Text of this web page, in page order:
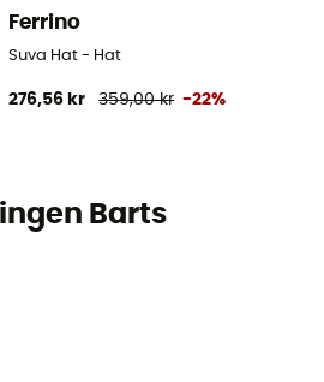
Ferrino
Suva Hat - Hat
276,56 kr 359,00 kr -22%
Barts